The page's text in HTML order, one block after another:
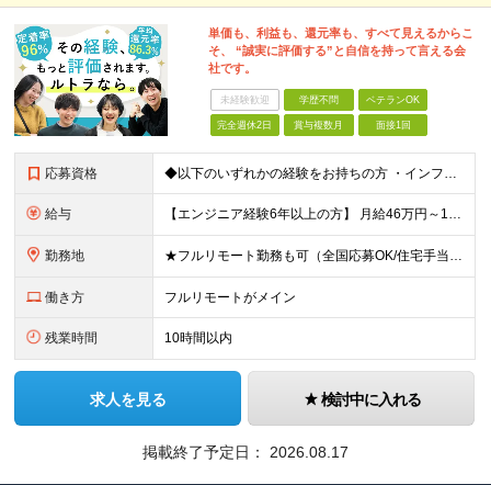
単価も、利益も、還元率も、すべて見えるからこ
そ、 “誠実に評価する”と自信を持って言える会
社です。
未経験歓迎 学歴不問 ベテランOK
完全週休2日 賞与複数月 面接1回
応募資格 ◆以下のいずれかの経験をお持ちの方 ・インフラ設計・構築の実務経験（オンプレ/クラウドどちらもOK） ・クラウド環境下での運用保守に関する実務経験 ◆学歴不問 ＜こんな方は特に歓迎します＞ ◎これま
給与 【エンジニア経験6年以上の方】 月給46万円～100万円（固定残業代含む） ※上記月給には月30時間分の固定残業代（月8万7,400円～月19万円）を含む。超過分は全額支給。 【エンジニア経験4年以
勤務地 ★フルリモート勤務も可（全国応募OK/住宅手当を支給します） ※案件によって常駐が必要になる場合があります。 ※希望がない限り、転勤はありません ※U・Iターン歓迎 ★ルトラの社員は全国各地で活躍中
働き方 フルリモートがメイン
残業時間 10時間以内
求人を見る 検討中に入れる
掲載終了予定日： 2026.08.17